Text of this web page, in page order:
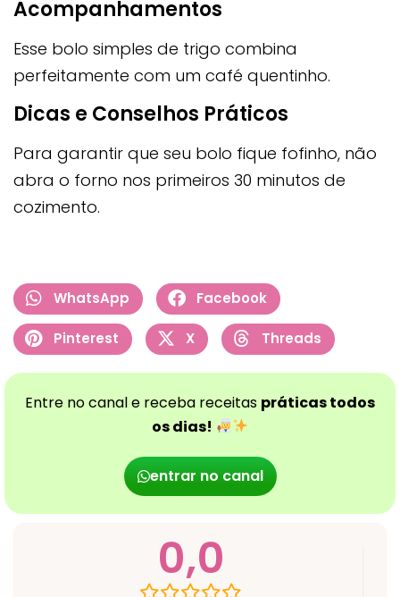
Acompanhamentos
Esse bolo simples de trigo combina
perfeitamente com um café quentinho.
Dicas e Conselhos Práticos
Para garantir que seu bolo fique fofinho, não
abra o forno nos primeiros 30 minutos de
cozimento.
WhatsApp Facebook
Pinterest X Threads
Entre no canal e receba receitas práticas todos
os dias!
entrar no canal
0,0